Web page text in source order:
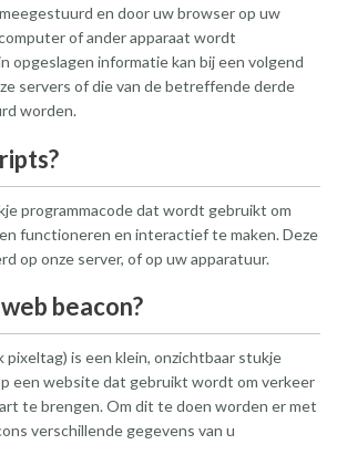
en door uw browser op uw
of ander apparaat wordt
opgeslagen informatie kan bij een volgend
servers of die van de betreffende derde
worden.
programmacode dat wordt gebruikt om
functioneren en interactief te maken. Deze
op onze server, of op uw apparatuur.
beacon?
pixeltag) is een klein, onzichtbaar stukje
een website dat gebruikt wordt om verkeer
te brengen. Om dit te doen worden er met
verschillende gegevens van u